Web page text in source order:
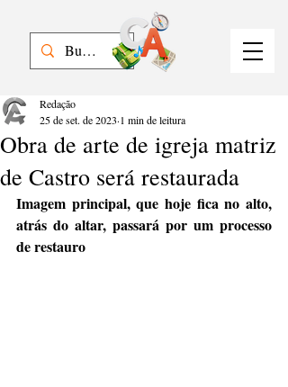
Obra de arte de igreja matriz
de Castro será restaurada
Redação
25 de set. de 2023 1 min de leitura
Imagem principal, que hoje fica no alto,
atrás do altar, passará por um processo
de restauro